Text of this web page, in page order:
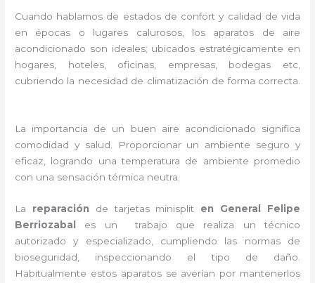
Cuando hablamos de estados de confort y calidad de vida
en épocas o lugares calurosos, los aparatos de aire
acondicionado son ideales; ubicados estratégicamente en
hogares, hoteles, oficinas, empresas, bodegas etc,
cubriendo la necesidad de climatización de forma correcta.
La importancia de un buen aire acondicionado significa
comodidad y salud. Proporcionar un ambiente seguro y
eficaz, logrando una temperatura de ambiente promedio
con una sensación térmica neutra.
La reparación de tarjetas minisplit en General Felipe
Berriozabal
es un
trabajo que realiza un técnico
autorizado y especializado, cumpliendo las normas de
bioseguridad, inspeccionando el tipo de daño.
Habitualmente estos aparatos se averían por mantenerlos